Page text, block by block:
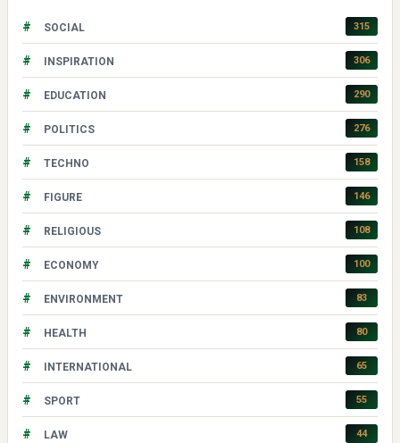
# SOCIAL 315
# INSPIRATION 306
# EDUCATION 290
# POLITICS 276
# TECHNO 158
# FIGURE 146
# RELIGIOUS 108
# ECONOMY 100
# ENVIRONMENT 83
# HEALTH 80
# INTERNATIONAL 65
# SPORT 55
# LAW 44